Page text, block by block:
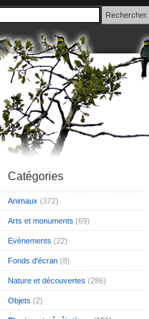
Catégories
Animaux (372)
Arts et monuments (69)
Evénements (22)
Fonds d'écran (8)
Nature et découvertes (286)
Objets (2)